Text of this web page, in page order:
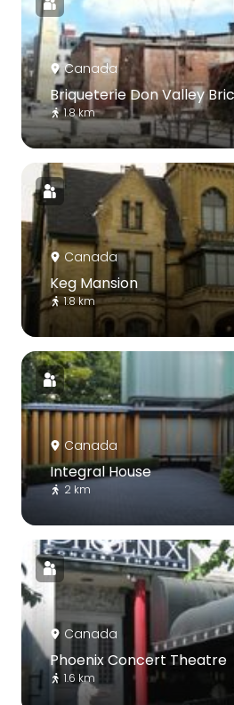
Canada
Briqueterie Don Valley
1.8 km
Canada
Keg Mansion
1.8 km
Canada
Integral House
2 km
Canada
Phoenix Concert Theatre
1.6 km